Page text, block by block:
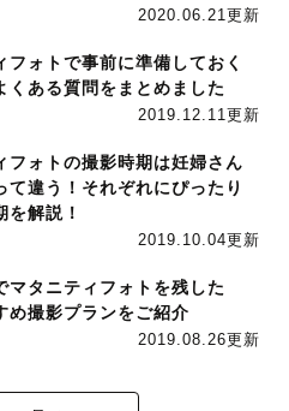
2020.06.21更新
フォトで事前に準備しておく
くある質問をまとめました
2019.12.11更新
フォトの撮影時期は妊婦さん
て違う！それぞれにぴったり
を解説！
2019.10.04更新
マタニティフォトを残した
め撮影プランをご紹介
2019.08.26更新